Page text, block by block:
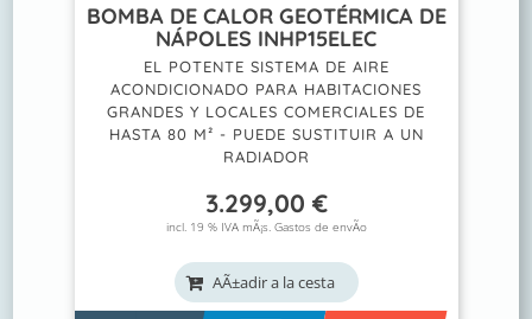
BOMBA DE CALOR GEOTÉRMICA DE
NÁPOLES INHP15ELEC
EL POTENTE SISTEMA DE AIRE
ACONDICIONADO PARA HABITACIONES
GRANDES Y LOCALES COMERCIALES DE
HASTA 80 M² - PUEDE SUSTITUIR A UN
RADIADOR
3.299,00 €
incl. 19 % IVA mÃ¡s. Gastos de envÃ­o
AÃ±adir a la cesta